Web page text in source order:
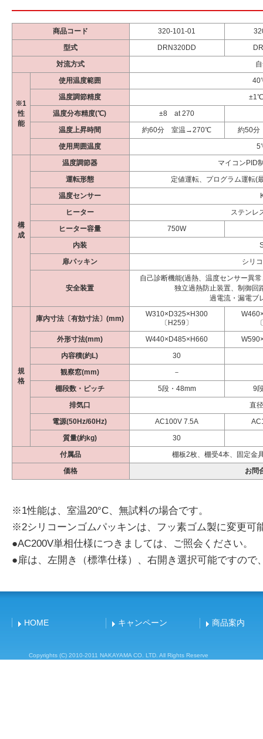
商品コード 320-101-01
型式
DRN320DD
対流方式
※1
性
能
使用温度範囲
温度調節精度
温度分布精度(℃)
±8 at 270
温度上昇時間
約60分 室温→270℃
約50
使用周囲温度
構
成
温度調節器
マイコンPID
運転形態
定値運転、プログラム運転(
温度センサー
ヒーター
ステンレ
ヒーター容量
750W
内装
扉パッキン
シリ
安全装置
自己診断機能(過熱、温度センサー異
独立過熱防止装置、制御回
過電流・漏電ブ
規
格
庫内寸法〔有効寸法〕(mm)
W310×D325×H300
〔H259〕
外形寸法(mm)
W440×D485×H660
内容積(約L)
30
観察窓(mm)
－
棚段数・ピッチ
5段・48mm
9
排気口
直
電源(50Hz/60Hz)
AC100V 7.5A
質量(約kg)
30
付属品
棚板2枚、棚受4本、固定金
価格
お問
※1性能は、室温20°C、無試料の場合です。
※2シリコーンゴムパッキンは、フッ素ゴム製に変更可
●AC200V単相仕様につきましては、ご照会ください。
●扉は、左開き（標準仕様）、右開き選択可能ですので
HOME キャンペーン 商品案内
Copyrights (C) 2010-2011 NAKAYAMA CO. LTD. All Rights Reserve